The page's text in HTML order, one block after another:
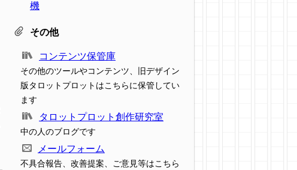
機
その他
コンテンツ保管庫
その他のツールやコンテンツ、旧デザイン
版タロットプロットはこちらに保管してい
ます
タロットプロット創作研究室
中の人のブログです
メールフォーム
不具合報告、改善提案、ご意見等はこちら